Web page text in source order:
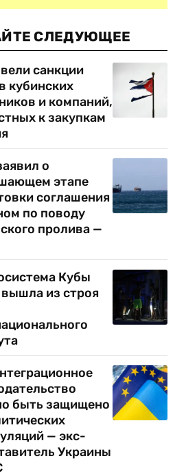
СЛЕДУЮЩЕЕ
санкции
кубинских
и компаний,
к закупкам
о
этапе
соглашения
по поводу
пролива —
Кубы
из строя
быть защищено
— экс-
Украины